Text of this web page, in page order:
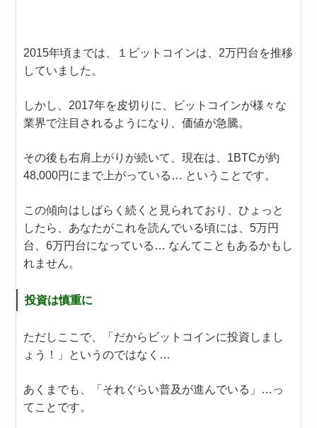
2015年頃までは、１ビットコインは、2万円台を推移
していました。
しかし、2017年を皮切りに、ビットコインが様々な
業界で注目されるようになり、価値が急騰。
その後も右肩上がりが続いて、現在は、1BTCが約
48,000円にまで上がっている… ということです。
この傾向はしばらく続くと見られており、ひょっと
したら、あなたがこれを読んでいる頃には、5万円
台、6万円台になっている… なんてこともあるかもし
れません。
投資は慎重に
ただしここで、「だからビットコインに投資しまし
ょう！」というのではなく…
あくまでも、「それぐらい普及が進んでいる」…っ
てことです。